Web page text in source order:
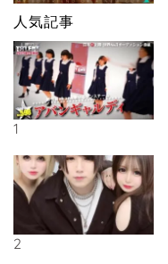
人気記事
1
2